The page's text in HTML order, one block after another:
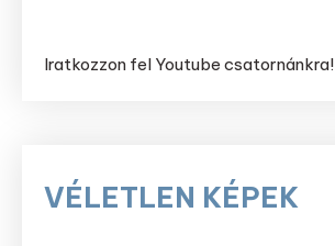
Iratkozzon fel Youtube csatornánkra!
VÉLETLEN KÉPEK